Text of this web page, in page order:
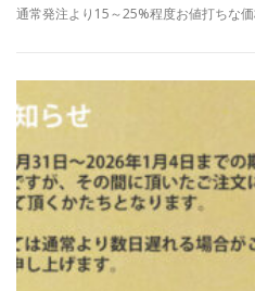
通常発注より15～25%程度お値打ちな